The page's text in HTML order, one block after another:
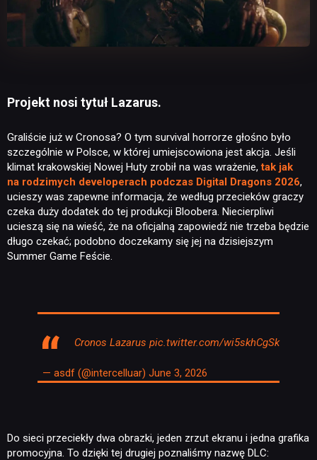
Projekt nosi tytuł Lazarus.
Graliście już w Cronosa? O tym survival horrorze głośno było
szczególnie w Polsce, w której umiejscowiona jest akcja. Jeśli
klimat krakowskiej Nowej Huty zrobił na was wrażenie,tak jak
na rodzimych developerach podczas Digital Dragons 2026,
ucieszy was zapewne informacja, że według przecieków graczy
czeka duży dodatek do tej produkcji Bloobera. Niecierpliwi
ucieszą się na wieść, że na oficjalną zapowiedź nie trzeba będzie
długo czekać; podobno doczekamy się jej na dzisiejszym
Summer Game Feście.
Cronos Lazaruspic.twitter.com/wi5skhCgSk
— asdf (@intercelluar)June 3, 2026
Do sieci przeciekły dwa obrazki, jeden zrzut ekranu i jedna grafika
promocyjna. To dzięki tej drugiej poznaliśmy nazwę DLC: